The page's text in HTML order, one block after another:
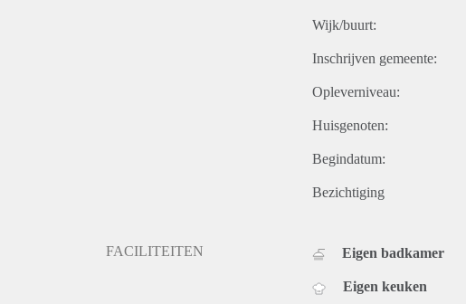
Wijk/buurt:
Inschrijven gemeente:
Opleverniveau:
Huisgenoten:
Begindatum:
Bezichtiging
FACILITEITEN Eigen badkamer
Eigen keuken